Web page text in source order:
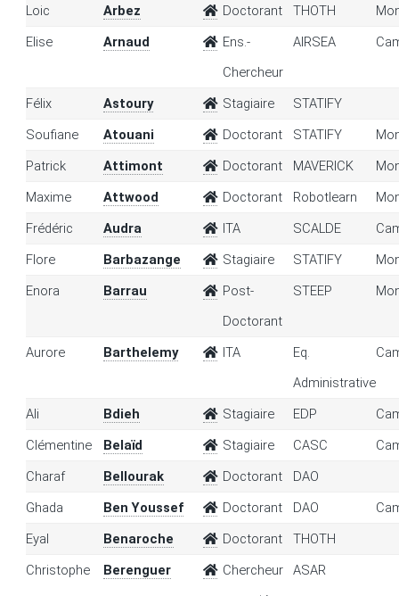
Loic
Arbez Doctorant THOTH
Elise
Arnaud
Ens.-
Chercheur
AIRSEA
Félix Astoury Stagiaire
STATIFY
Soufiane
Atouani Doctorant STATIFY
Patrick
Attimont Doctorant MAVERICK
Maxime
Attwood Doctorant Robotlearn
Frédéric
Audra ITA SCALDE
Flore
Barbazange Stagiaire STATIFY
Enora
Barrau
Post-
Doctorant
STEEP
Aurore Barthelemy ITA
Eq.
Administrative
Ali Bdieh Stagiaire EDP
Clémentine
Belaïd Stagiaire CASC
Charaf
Bellourak Doctorant
DAO
Ghada
Ben Youssef Doctorant DAO
Eyal
Benaroche Doctorant
THOTH
Christophe
Berenguer
Chercheur
ASAR